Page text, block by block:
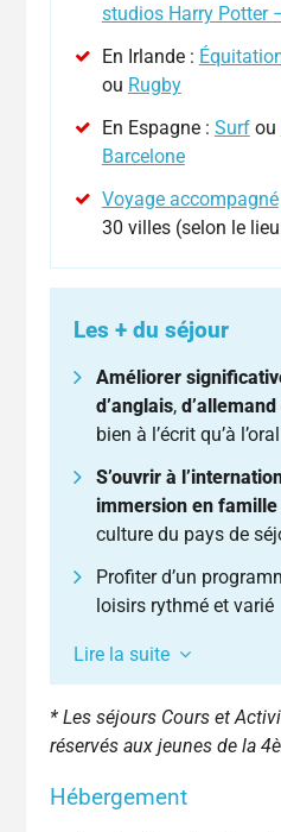
studios Harry Potter
En Irlande :
ou Rugby
En Espagne : Surfou
Barcelone
Voyage accompagné
30 villes (selon le
Les + du séjour
Améliorer
d’anglais, d’allemand
bien à l’écrit qu’à l’oral
S’ouvrir à
immersion en famille
culture du pays de
Profiter d’un
loisirs rythmé et varié
Lire la suite
Ce séjour associe un
cours et d’activités, idéal
langue dans un
* Les séjours Cours et
réservés aux jeunes de la
Hébergement